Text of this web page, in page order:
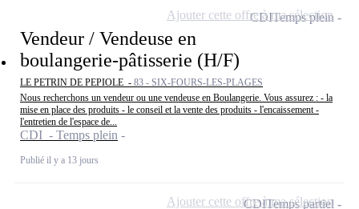
Vendeur / Vendeuse en
boulangerie-pâtisserie (H/F)
LE PETRIN DE PEPIOLE - 83 - SIX-FOURS-LES-PLAGES
Nous recherchons un vendeur ou une vendeuse en Boulangerie. Vous assurez : - la
mise en place des produits - le conseil et la vente des produits - l'encaissement -
l'entretien de l'espace de...
CDI - Temps plein
Publié il y a 13 jours
CDITemps plein
Ajouter cette offre à ma sélection
CDITemps partiel
Ajouter cette offre à ma sélection